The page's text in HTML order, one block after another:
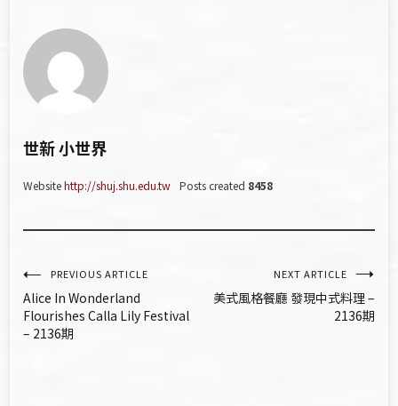
世新 小世界
Websitehttp://shuj.shu.edu.tw Posts created 8458
文
章
導
PREVIOUS ARTICLE
Alice In Wonderland
Flourishes Calla Lily Festival
– 2136期
NEXT ARTICLE
美式風格餐廳 發現中式料理 –
2136期